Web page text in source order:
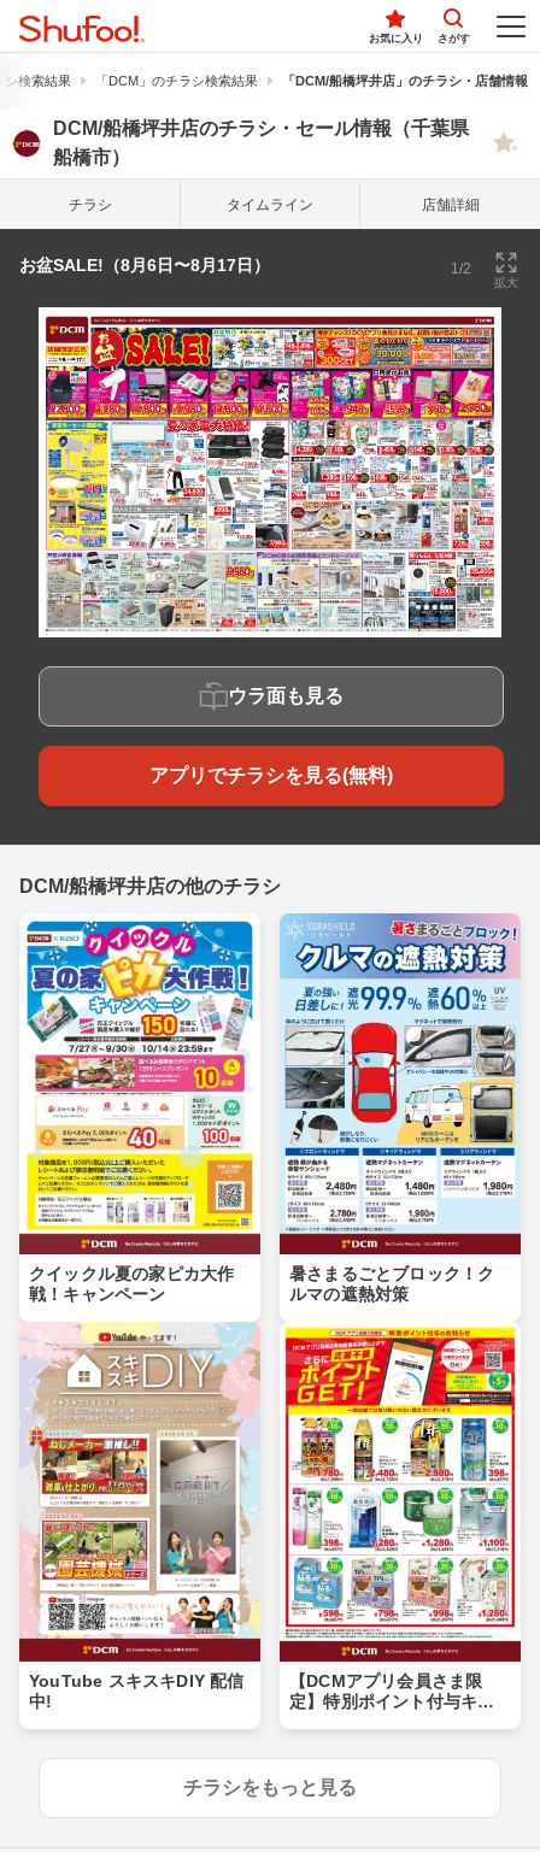
お気に入り さがす
シ検索結果 「DCM」のチラシ検索結果 「DCM/船橋坪井店」のチラシ・店舗情報
DCM/船橋坪井店のチラシ・セール情報（千葉県
船橋市）
チラシ タイム ライン 店舗詳細
お盆SALE!（8月6日〜8月17日） 1/2
拡大
ウラ面も見る
アプリでチラシを見る(無料)
DCM/船橋坪井店の他のチラシ
クイックル夏の家ピカ大作
戦！キャンペーン
暑さまるごとブロック！ク
ルマの遮熱対策
YouTube スキスキDIY 配信
中!
【DCMアプリ会員さま限
定】特別ポイント付与キャ
チラシをもっと見る